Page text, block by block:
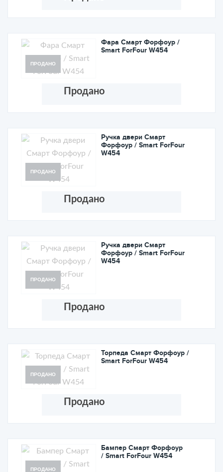
ПРОДАНО
Фара Cмарт Форфоур /
Smart ForFour W454
Продано
ПРОДАНО
Ручка двери Cмарт
Форфоур / Smart ForFour
W454
Продано
ПРОДАНО
Ручка двери Cмарт
Форфоур / Smart ForFour
W454
Продано
ПРОДАНО
Торпеда Смарт Форфоур /
Smart ForFour W454
Продано
ПРОДАНО
Бампер Cмарт Форфоур
/ Smart ForFour W454